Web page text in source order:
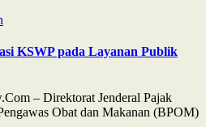
KSWP pada Layanan Publik
– Direktorat Jenderal Pajak
Obat dan Makanan (BPOM)